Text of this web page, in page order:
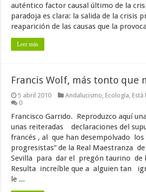
auténtico factor causal último de la
paradoja es clara: la salida de la crisis
reaparición de las causas que la
Leer más
Francis Wolf, más tonto que
5 abril 2010 Andalucismo Ecología Está
0
Francisco Garrido. Reproduzco aquí
unas reiteradas declaraciones del
francés , al que han desempolvado los
progresistas” de la Real Maestranza
Sevilla para dar el pregón taurino de
Resulta increíble que a alguien tan
le ...